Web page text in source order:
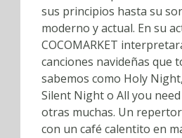
sus principios hasta su
moderno y actual. En su
COCOMARKET
canciones navideñas que
sabemos como Holy
Silent Night o All you
otras muchas. Un
con un café calentito en